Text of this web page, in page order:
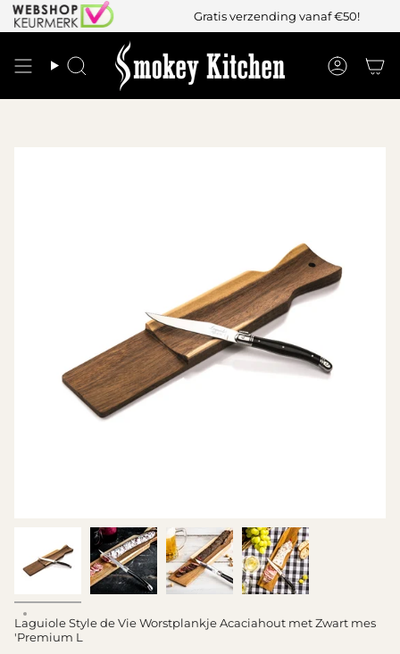
Gratis verzending vanaf €50!
Laguiole Style de Vie Worstplankje Acaciahout met Zwart mes
'Premium L